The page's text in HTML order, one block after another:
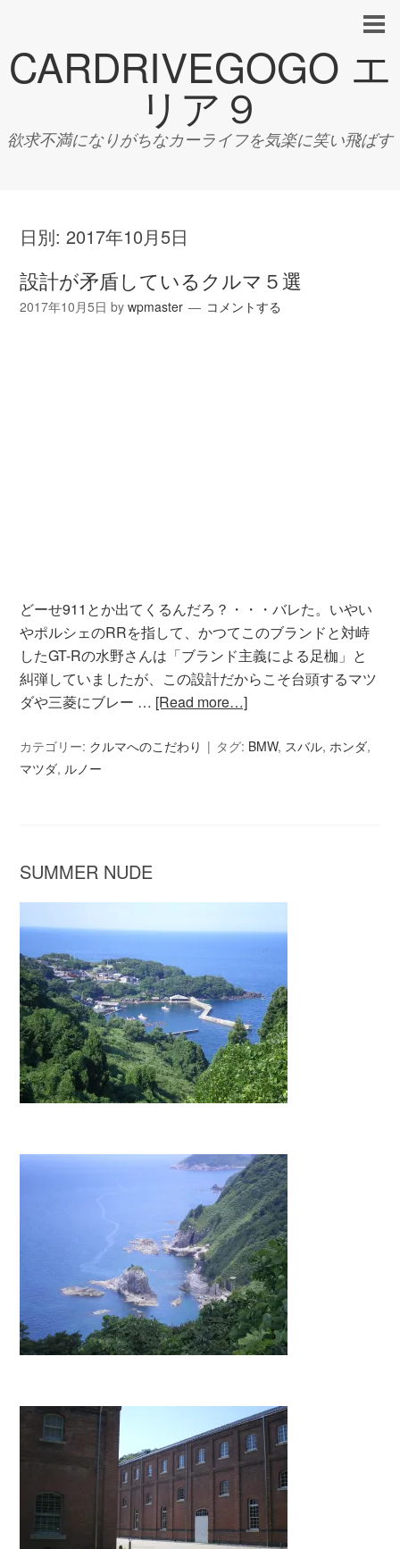
CARDRIVEGOGO エ
リア９
欲求不満になりがちなカーライフを気楽に笑い飛ばす
日別:2017年10月5日
設計が矛盾しているクルマ５選
2017年10月5日 bywpmaster コメントする
どーせ911とか出てくるんだろ？・・・バレた。いやい
やポルシェのRRを指して、かつてこのブランドと対峙
したGT-Rの水野さんは「ブランド主義による足枷」と
糾弾していましたが、この設計だからこそ台頭するマツ
ダや三菱にブレー … [Read more…]
カテゴリー: クルマへのこだわり タグ: BMW, スバル,ホンダ,
マツダ, ルノー
SUMMER NUDE